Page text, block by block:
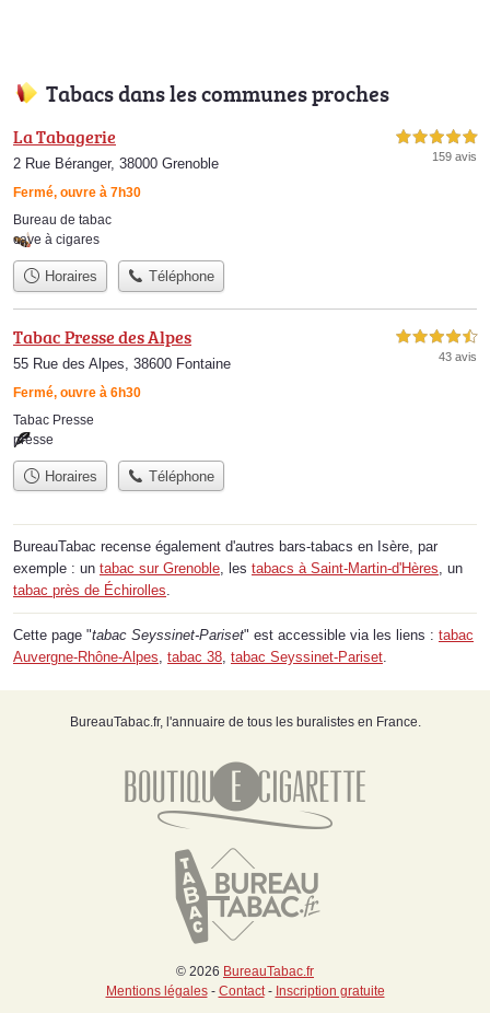
Tabacs dans les communes proches
La Tabagerie
2 Rue Béranger, 38000 Grenoble
Fermé, ouvre à 7h30
5,0 étoiles sur 5
159 avis
Bureau de tabac
cave à cigares
Horaires Téléphone
Tabac Presse des Alpes
55 Rue des Alpes, 38600 Fontaine
Fermé, ouvre à 6h30
4,5 étoiles sur 5
43 avis
Tabac Presse
presse
Horaires Téléphone
BureauTabac recense également d'autres bars-tabacs en Isère, par
exemple : un tabac sur Grenoble , les tabacs à Saint-Martin-d'Hères , un
tabac près de Échirolles
Cette page "tabac Seyssinet-Pariset" est accessible via les liens : tabac
Auvergne-Rhône-Alpes tabac 38 tabac Seyssinet-Pariset
BureauTabac.fr, l'annuaire de tous les buralistes en France.
© 2026 BureauTabac.fr
Mentions légales- Contact- Inscription gratuite